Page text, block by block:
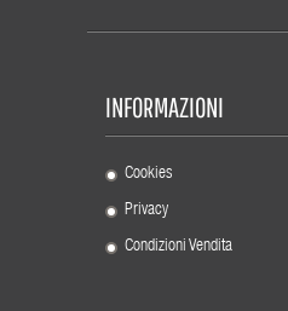
INFORMAZIONI
Cookies
Privacy
Condizioni Vendita